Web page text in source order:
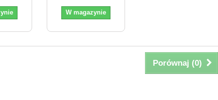
W magazynie
Porównaj (0)